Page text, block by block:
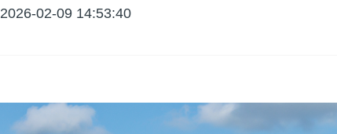
2026-02-09 14:53:40